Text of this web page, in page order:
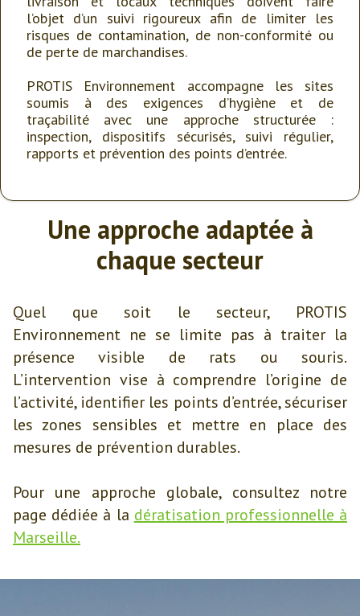
l’objet d’un suivi rigoureux afin de limiter les
risques de contamination, de non-conformité ou
de perte de marchandises.
PROTIS Environnement accompagne les sites
soumis à des exigences d’hygiène et de
traçabilité avec une approche structurée :
inspection, dispositifs sécurisés, suivi régulier,
rapports et prévention des points d’entrée.
Une approche adaptée à
chaque secteur
Quel que soit le secteur, PROTIS
Environnement ne se limite pas à traiter la
présence visible de rats ou souris.
L’intervention vise à comprendre l’origine de
l’activité, identifier les points d’entrée, sécuriser
les zones sensibles et mettre en place des
mesures de prévention durables.
Pour une approche globale, consultez notre
page dédiée à la dératisation professionnelle à
Marseille.